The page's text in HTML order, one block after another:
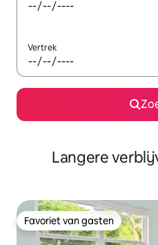
Vertrek
Langere
Favoriet van gasten
Favoriet van gasten